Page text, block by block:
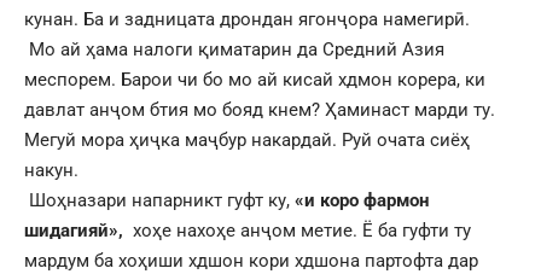
кунан. Ба и задницата дрондан ягонҷора намегирӣ.
Мо ай ҳама налоги қиматарин да Средний Азия
меспорем. Барои чи бо мо ай кисай хдмон корера, ки
давлат анҷом бтия мо бояд кнем? Ҳаминаст марди ту.
Мегуй мора ҳиҷка маҷбур накардай. Руй очата сиёҳ
накун.
Шоҳназари напарникт гуфт ку, «и коро фармон
шидагияй», хоҳе нахоҳе анҷом метие. Ё ба гуфти ту
мардум ба хоҳиши хдшон кори хдшона партофта дар